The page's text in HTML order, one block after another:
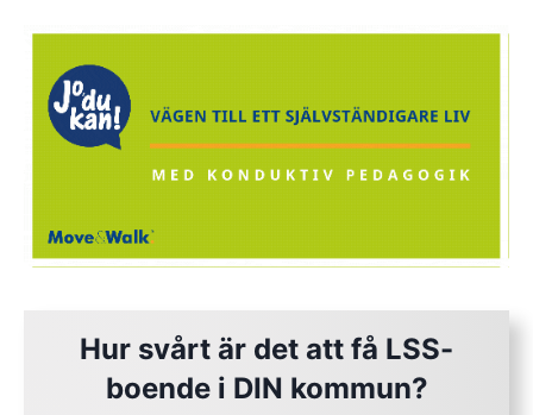
Hur svårt är det att få LSS-
boende i DIN kommun?